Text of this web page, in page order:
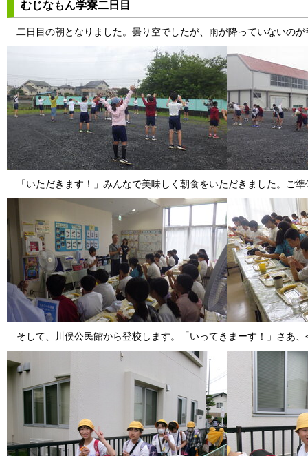
むじなもん学寮二日目
二日目の朝となりました。曇り空でしたが、雨が降っていないの
「いただきます！」みんなで美味しく朝食をいただきました。ご
そして、川俣公民館から登校します。「いってきまーす！」さあ、